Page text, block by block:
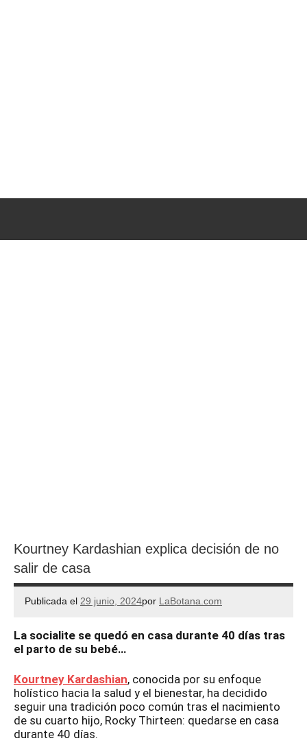
Kourtney Kardashian explica decisión de no
salir de casa
Publicada el 29 junio, 2024por LaBotana.com
La socialite se quedó en casa durante 40 días tras
el parto de su bebé…
Kourtney Kardashian, conocida por su enfoque
holístico hacia la salud y el bienestar, ha decidido
seguir una tradición poco común tras el nacimiento
de su cuarto hijo, Rocky Thirteen: quedarse en casa
durante 40 días.